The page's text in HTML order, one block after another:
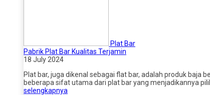
Plat Bar
Pabrik Plat Bar Kualitas Terjamin
18 July 2024
Plat bar, juga dikenal sebagai flat bar, adalah produk baja
beberapa sifat utama dari plat bar yang menjadikannya
selengkapnya